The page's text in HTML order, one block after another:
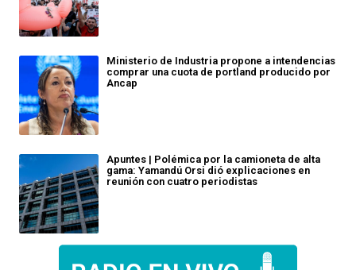
Ministerio de Industria propone a intendencias
comprar una cuota de portland producido por
Ancap
Apuntes | Polémica por la camioneta de alta
gama: Yamandú Orsi dió explicaciones en
reunión con cuatro periodistas